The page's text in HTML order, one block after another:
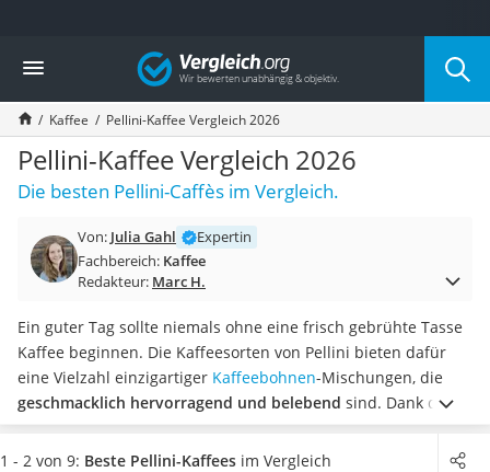
Die beliebtesten Vergleiche nach Kategorie
Lebensmittel
Schwarzkümmelöl
Knäckebrot
Schwarzkümmelöl-Kapseln
Manukahonig
Eiklar
Balsamico-Essig
Schwarzkümmelöl bio
Honig
Gemüsebrühe
Eiskaffee-Pulver
Irischer Whiskey
Grapefruitkernextrakt
Matcha-Set
Vergleich
Kaffee Pellini-Kaffee Vergleich 2026
Pellini-Kaffee Vergleich 2026
Die besten Pellini-Caffès im Vergleich.
Von: Julia Gahl
Expertin
Fachbereich: Kaffee
Redakteur: Marc H.
Ein guter Tag sollte niemals ohne eine frisch gebrühte Tasse
Kaffee beginnen. Die Kaffeesorten von Pellini bieten dafür
eine Vielzahl einzigartiger Kaffeebohnen-Mischungen, die
geschmacklich hervorragend und belebend sind. Dank der
schonenden Röstung enthalten alle Kaffeearten dieses
Herstellers intensive Aromen undwenig Bitterstoffe
1 - 2 von 9: Beste Pellini-Kaffees im Vergleich